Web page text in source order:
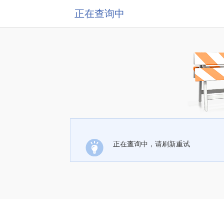
正在查询中
正在查询中，请刷新重试